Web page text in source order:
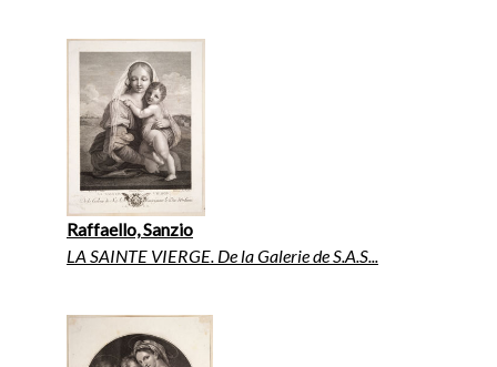
Raffaello, Sanzio
LA SAINTE VIERGE. De la Galerie de S.A.S...